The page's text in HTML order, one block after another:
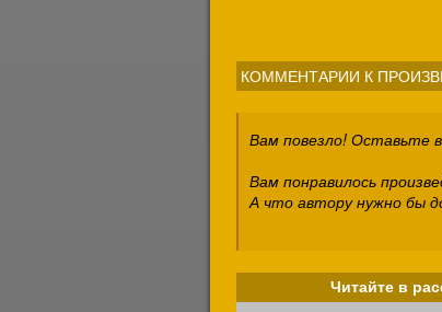
КОММЕНТАРИИ К
Вам повезло! Оставьте
Вам понравилось
А что автору нужно бы
Читайте в